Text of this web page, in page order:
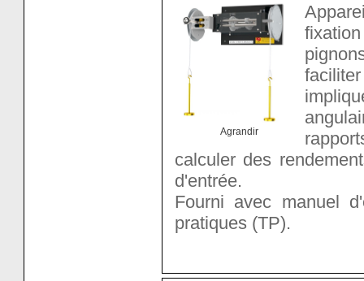
Agrandir
calculer des
d'entrée.
Fourni avec manuel
pratiques (TP).